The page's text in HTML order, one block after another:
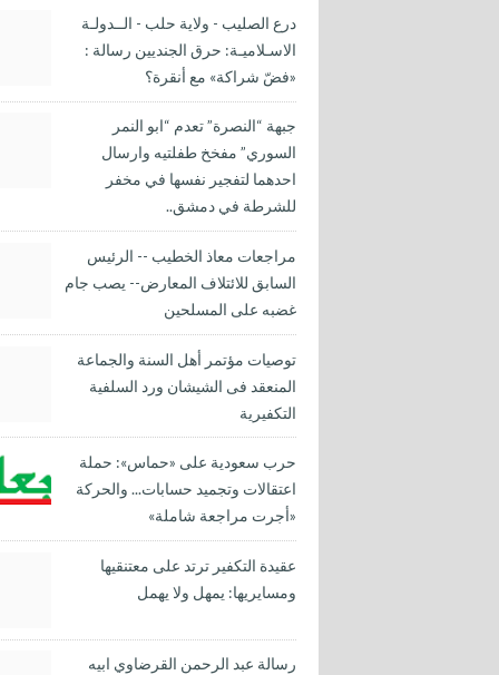
درع الصليب - ولاية حلب - الــدولـة
الاسـلاميـة: حرق الجنديين رسالة :
«فضّ شراكة» مع أنقرة؟
جبهة “النصرة” تعدم “ابو النمر
السوري” مفخخ طفلتيه وارسال
احدهما لتفجير نفسها في مخفر
للشرطة في دمشق..
مراجعات معاذ الخطيب -- الرئيس
السابق للائتلاف المعارض-- يصب جام
غضبه على المسلحين
توصيات مؤتمر أهل السنة والجماعة
المنعقد فى الشيشان ورد السلفية
التكفيرية
حرب سعودية على «حماس»: حملة
اعتقالات وتجميد حسابات... والحركة
«أجرت مراجعة شاملة»
عقيدة التكفير ترتد على معتنقيها
ومسايريها: يمهل ولا يهمل
رسالة عبد الرحمن القرضاوي ابيه